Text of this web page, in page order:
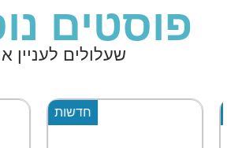
פוסטים
שעלולים לעניין
חדשות